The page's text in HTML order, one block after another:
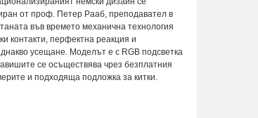
от проф. Петер Рааб, преподавател в
във времето механична технология
контакти, перфектна реакция и
усещане. Моделът е с RGB подсветка
се осъществява чрез безплатния
и подходяща подложка за китки.